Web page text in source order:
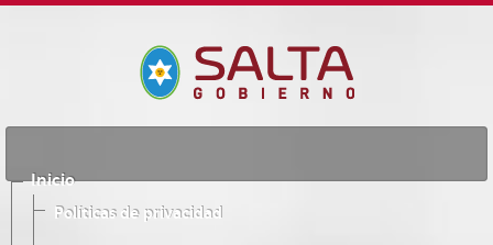
Inicio
Políticas de privacidad